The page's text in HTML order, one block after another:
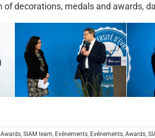
decorations, medals and awards,
Awards, SIAM team, Evénements, Evénements, Awards,